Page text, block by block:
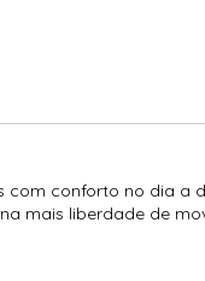
conforto no dia
mais liberdade de